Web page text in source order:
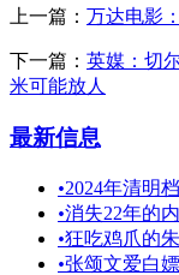
上一篇： 万达电影
下一篇： 英媒：切
米可能放人
最新信息
•2024年清明
•消失22年的
•狂吃鸡爪的
•张颂文爱白